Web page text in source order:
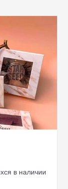
в наличии